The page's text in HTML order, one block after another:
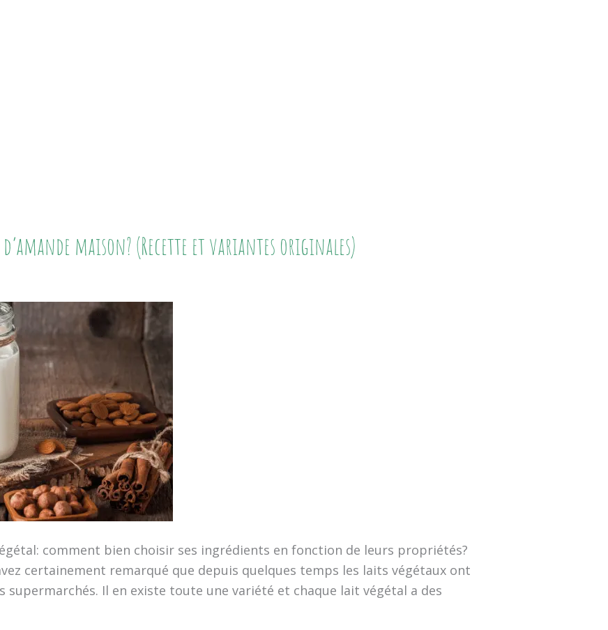
maison? (Recette et variantes originales)
comment bien choisir ses ingrédients en fonction de leurs propriétés?
certainement remarqué que depuis quelques temps les laits végétaux ont
supermarchés. Il en existe toute une variété et chaque lait végétal a des